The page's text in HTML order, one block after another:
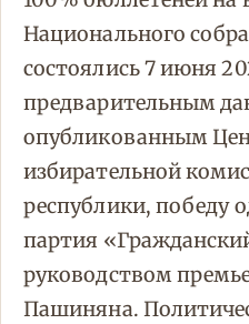
Национального
состоялись 7 июня
предварительным
опубликованным
избирательной
республики, победу
партия
руководством
Пашиняна.